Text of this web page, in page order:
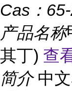
Cas：
产品名称
其丁) 查
简介 中